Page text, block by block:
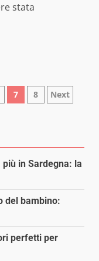
stata
7 8 Next
in Sardegna: la
del bambino:
perfetti per